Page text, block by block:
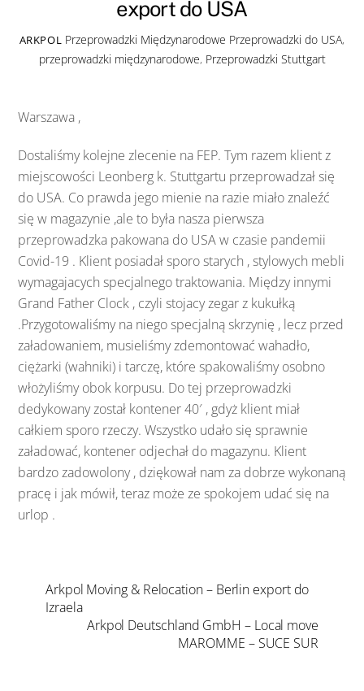
export do USA
ARKPOL Przeprowadzki Międzynarodowe Przeprowadzki do USA,
przeprowadzki międzynarodowe, Przeprowadzki Stuttgart
Warszawa ,
Dostaliśmy kolejne zlecenie na FEP. Tym razem klient z
miejscowości Leonberg k. Stuttgartu przeprowadzał się
do USA. Co prawda jego mienie na razie miało znaleźć
się w magazynie ,ale to była nasza pierwsza
przeprowadzka pakowana do USA w czasie pandemii
Covid-19 . Klient posiadał sporo starych , stylowych mebli
wymagajacych specjalnego traktowania. Między innymi
Grand Father Clock , czyli stojacy zegar z kukułką
.Przygotowaliśmy na niego specjalną skrzynię , lecz przed
załadowaniem, musieliśmy zdemontować wahadło,
ciężarki (wahniki) i tarczę, które spakowaliśmy osobno
włożyliśmy obok korpusu. Do tej przeprowadzki
dedykowany został kontener 40′ , gdyż klient miał
całkiem sporo rzeczy. Wszystko udało się sprawnie
załadować, kontener odjechał do magazynu. Klient
bardzo zadowolony , dziękował nam za dobrze wykonaną
pracę i jak mówił, teraz może ze spokojem udać się na
urlop .
Arkpol Moving & Relocation – Berlin export do
Izraela
Arkpol Deutschland GmbH – Local move
MAROMME – SUCE SUR